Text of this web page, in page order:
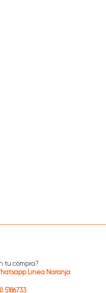
tu compra?
Línea Naranja
5186733